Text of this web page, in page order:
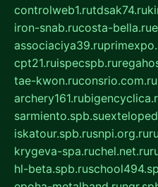
controlweb1.rutdsak74.ru
iron-snab.rucosta-bella.ru
associaciya39.ru
cpt21.ruispecspb.ru
tae-kwon.ruconsrio.com.ru
archery161.ru
sarmiento.spb.su
iskatour.spb.rusnpi.org.ru
krygeva-spa.ruchel.net.ru
hl-beta.spb.ru